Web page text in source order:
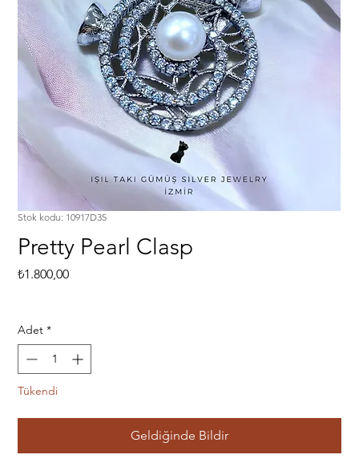
Stok kodu: 10917D35
Pretty Pearl Clasp
₺1.800,00Fiyat
Adet *
Tükendi
Geldiğinde Bildir